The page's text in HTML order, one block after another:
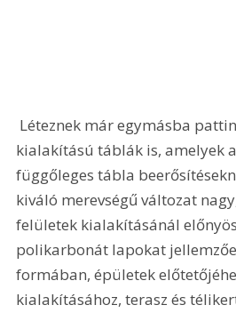
kialakítású táblák is, amelyek
függőleges tábla
kiváló merevségű változat
felületek kialakításánál
polikarbonát lapokat
formában, épületek
kialakításához, terasz és